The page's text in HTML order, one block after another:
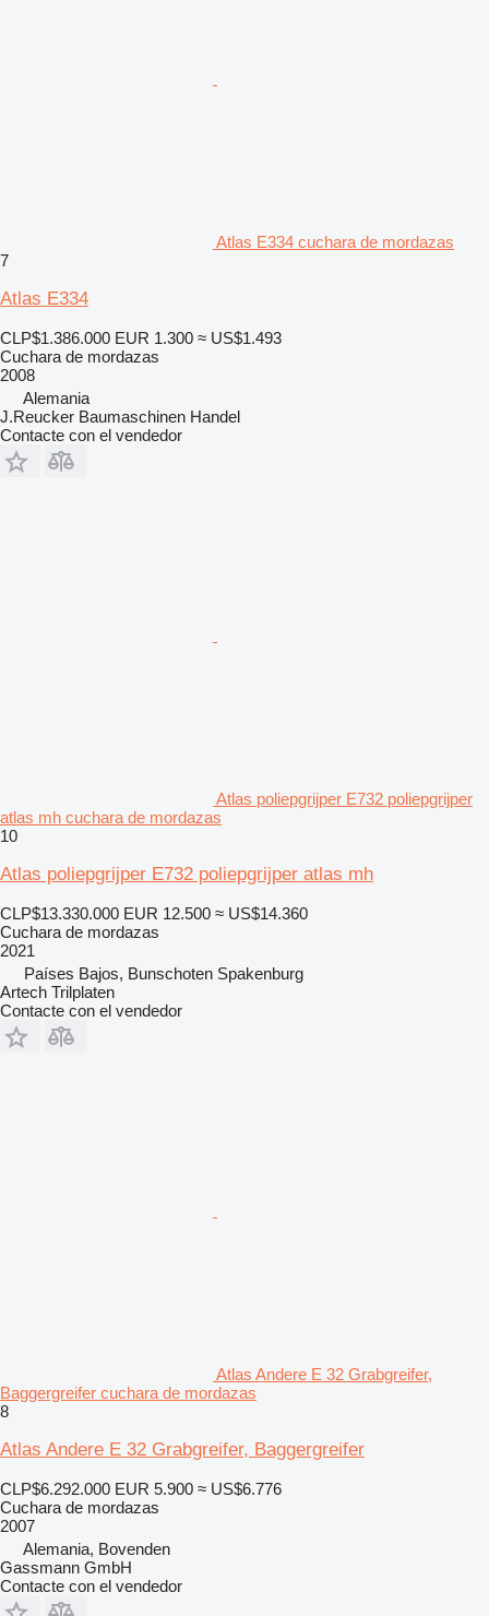
Atlas E334 cuchara de mordazas
7
Atlas E334
CLP$1.386.000 EUR 1.300 ≈ US$1.493
Cuchara de mordazas
2008
Alemania
J.Reucker Baumaschinen Handel
Contacte con el vendedor
Atlas poliepgrijper E732 poliepgrijper
atlas mh cuchara de mordazas
10
Atlas poliepgrijper E732 poliepgrijper atlas mh
CLP$13.330.000 EUR 12.500 ≈ US$14.360
Cuchara de mordazas
2021
Países Bajos, Bunschoten Spakenburg
Artech Trilplaten
Contacte con el vendedor
Atlas Andere E 32 Grabgreifer,
Baggergreifer cuchara de mordazas
8
Atlas Andere E 32 Grabgreifer, Baggergreifer
CLP$6.292.000 EUR 5.900 ≈ US$6.776
Cuchara de mordazas
2007
Alemania, Bovenden
Gassmann GmbH
Contacte con el vendedor